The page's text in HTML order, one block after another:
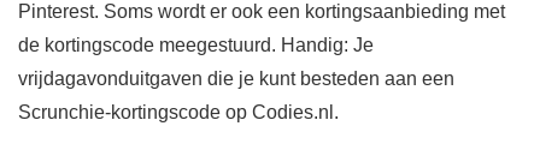
Pinterest. Soms wordt er ook een kortingsaanbieding met
de kortingscode meegestuurd. Handig: Je
vrijdagavonduitgaven die je kunt besteden aan een
Scrunchie-kortingscode op Codies.nl.